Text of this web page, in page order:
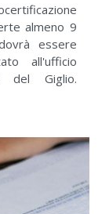
almeno 9
essere
all'ufficio
del Giglio.